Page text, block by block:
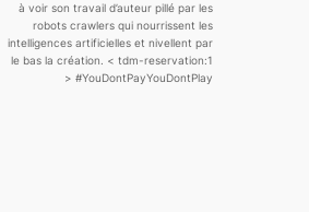
à voir son travail d’auteur pillé par les
robots crawlers qui nourrissent les
intelligences artificielles et nivellent par
le bas la création. < tdm-reservation:1
> #YouDontPayYouDontPlay